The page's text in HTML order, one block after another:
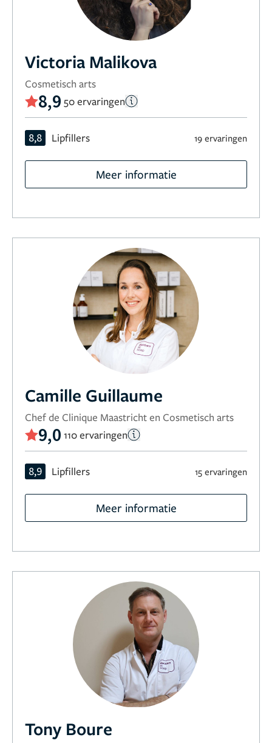
Victoria Malikova
Cosmetisch arts
8,9 50 ervaringen
8,8 Lipfillers 19 ervaringen
Meer informatie
Camille Guillaume
Chef de Clinique Maastricht en Cosmetisch arts
9,0 110 ervaringen
8,9 Lipfillers 15 ervaringen
Meer informatie
Tony Boure